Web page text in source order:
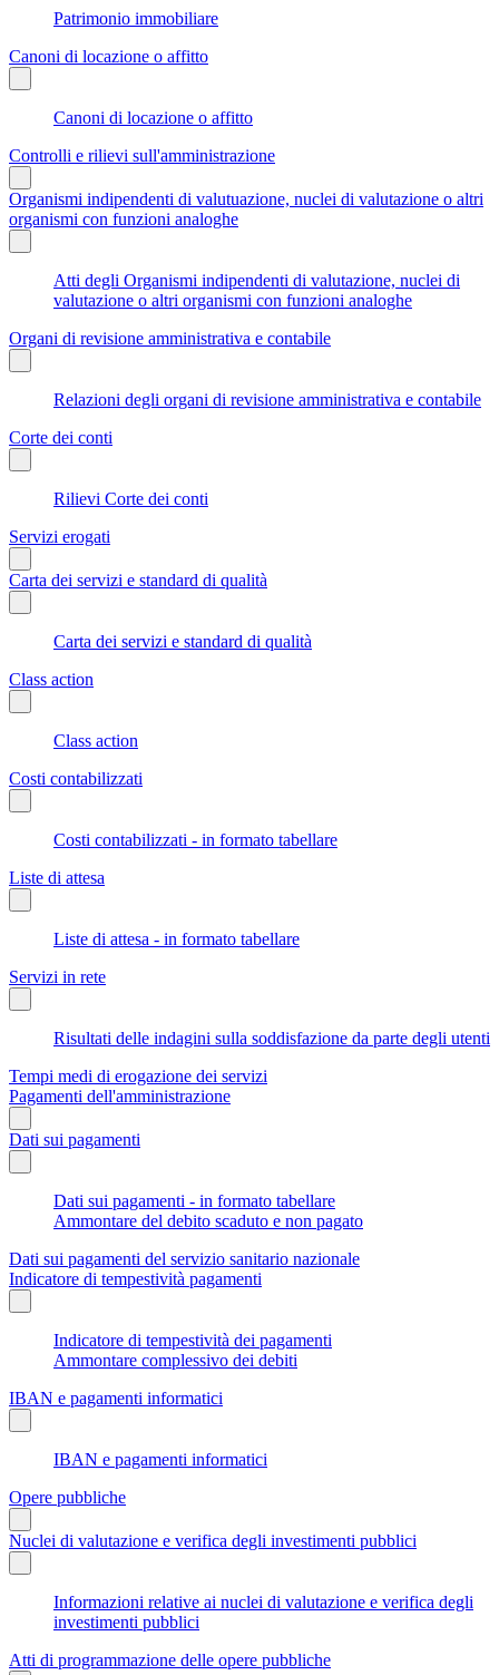
Patrimonio immobiliare
Canoni di locazione o affitto
Canoni di locazione o affitto
Controlli e rilievi sull'amministrazione
Organismi indipendenti di valutuazione, nuclei di valutazione o altri
organismi con funzioni analoghe
Atti degli Organismi indipendenti di valutazione, nuclei di
valutazione o altri organismi con funzioni analoghe
Organi di revisione amministrativa e contabile
Relazioni degli organi di revisione amministrativa e contabile
Corte dei conti
Rilievi Corte dei conti
Servizi erogati
Carta dei servizi e standard di qualità
Carta dei servizi e standard di qualità
Class action
Class action
Costi contabilizzati
Costi contabilizzati - in formato tabellare
Liste di attesa
Liste di attesa - in formato tabellare
Servizi in rete
Risultati delle indagini sulla soddisfazione da parte degli utenti
Tempi medi di erogazione dei servizi
Pagamenti dell'amministrazione
Dati sui pagamenti
Dati sui pagamenti - in formato tabellare
Ammontare del debito scaduto e non pagato
Dati sui pagamenti del servizio sanitario nazionale
Indicatore di tempestività pagamenti
Indicatore di tempestività dei pagamenti
Ammontare complessivo dei debiti
IBAN e pagamenti informatici
IBAN e pagamenti informatici
Opere pubbliche
Nuclei di valutazione e verifica degli investimenti pubblici
Informazioni relative ai nuclei di valutazione e verifica degli
investimenti pubblici
Atti di programmazione delle opere pubbliche